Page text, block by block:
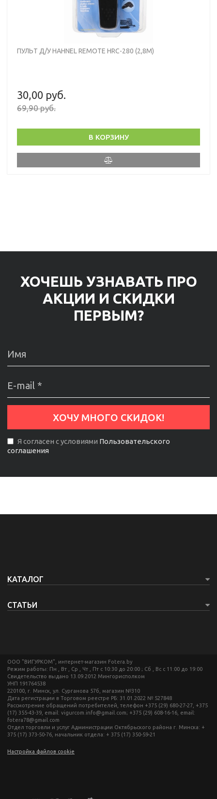
ПУЛЬТ Д/У HAHNEL REMOTE HRC-280 (2,8М)
30,00 руб.
69,90 руб.
В КОРЗИНУ
ХОЧЕШЬ УЗНАВАТЬ ПРО
АКЦИИ И СКИДКИ
ПЕРВЫМ?
Я согласен с условиями Пользовательского
соглашения
КАТАЛОГ
СТАТЬИ
ООО "ВИГУРКОМ", интернет-магазин Fotera.by
Режим работы: Пн , Вт , Ср , Чт , Пт c 10:30 до 20:00 ; Сб , Вс c 11:00 до 19:00
Свидетельство выдано 13.09.2012 Мингорисполком
УНП 191764538
220100, г. Минск, ул. Сурганова 57б, магазин №310
Дата регистрации в Торговом реестре РБ: 31.01.2022 № 527848
Рассмотрение обращений потребителей, телефон +375 (29) 680-27-27, +375
(17) 355-43-39, email: vigurcom.info@gmail.com; +375 (29) 608-16-16, email:
fotera78@gmail.com
Отдел торговли и услуг Администрации Октябрьского района г. Минска: +
375 (17) 373-50-76, начальник отдела: + 375 (17) 350-59-21
Настройка файлов cookie